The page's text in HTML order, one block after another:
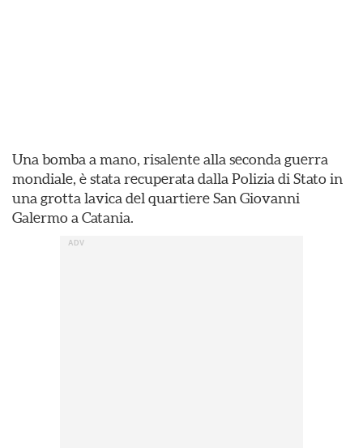
Una bomba a mano, risalente alla seconda guerra
mondiale, è stata recuperata dalla Polizia di Stato in
una grotta lavica del quartiere San Giovanni
Galermo a Catania.